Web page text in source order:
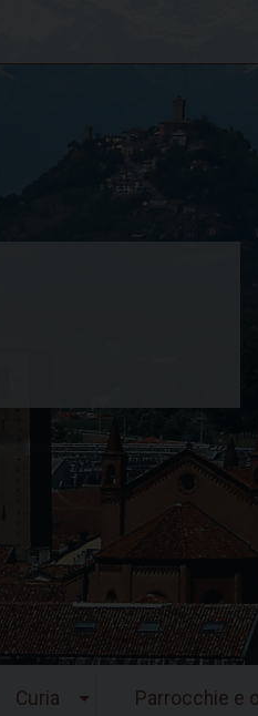
Curia Parrocchie e